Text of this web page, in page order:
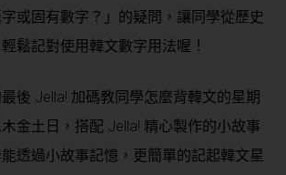
或固有數字？」的疑問，讓同學從歷史
鬆記對使用韓文數字用法喔！
後 Jella! 加碼教同學怎麼背韓文的星期
金土日，搭配 Jella! 精心製作的小故事
透過小故事記憶，更簡單的記起韓文星